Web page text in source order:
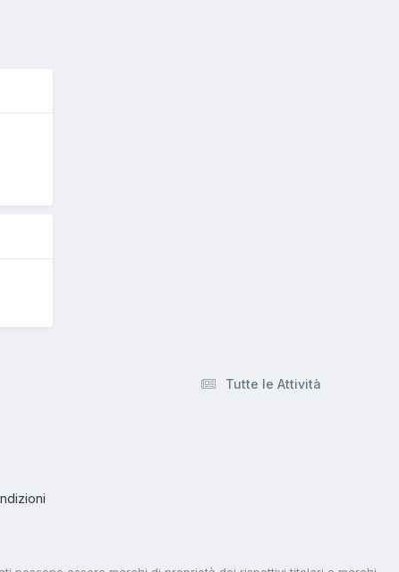
Tutte le Attività